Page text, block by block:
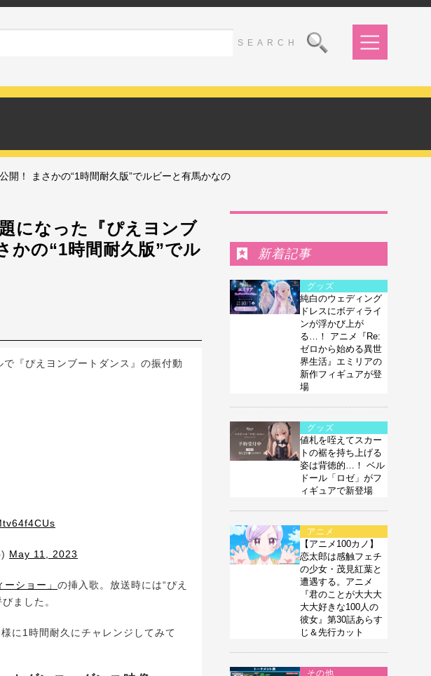
！ まさかの“1時間耐久版”でルビーと有馬かなの
になった『ぴえヨンブ
かの“1時間耐久版”でル
『ぴえヨンブートダンス』の振付動
May 11, 2023
ショー」 の挿入歌。放送時には“ぴえ
ました。
に1時間耐久にチャレンジしてみて
新着記事
グッズ
純白のウェディング
ドレスにボディライ
ンが浮かび上が
る…！ アニメ『Re:
ゼロから始める異世
界生活』エミリアの
新作フィギュアが登
場
グッズ
値札を咥えてスカー
トの裾を持ち上げる
姿は背徳的…！ ベル
ドール「ロゼ」がフ
ィギュアで新登場
アニメ
【アニメ100カノ】
恋太郎は感触フェチ
の少女・茂見紅葉と
遭遇する。アニメ
『君のことが大大大
大大好きな100人の
彼女』第30話あらす
じ＆先行カット
その他